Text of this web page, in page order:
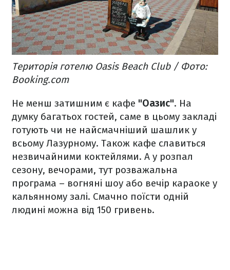
Територія готелю Oasis Beach Club / Фото:
Booking.com
Не менш затишним є кафе "Оазис". На
думку багатьох гостей, саме в цьому закладі
готують чи не найсмачніший шашлик у
всьому Лазурному. Також кафе славиться
незвичайними коктейлями. А у розпал
сезону, вечорами, тут розважальна
програма – вогняні шоу або вечір караоке у
кальянному залі. Смачно поїсти одній
людині можна від 150 гривень.